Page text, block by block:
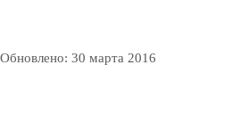
Обновлено: 30 марта 2016